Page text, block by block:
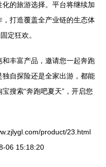
的旅游选择。平台将继续加
打造覆盖全产业链的生态体
定狂欢。
丰富产品，邀请您一起奔跑
自探险还是全家出游，都能
搜索“奔跑吧夏天”，开启您
product/23.html
06 15:18:20